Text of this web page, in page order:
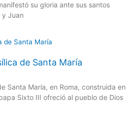
su gloria ante sus santos
y Juan
de Santa María
Santa María, en Roma, construida en
Sixto III ofreció al pueblo de Dios